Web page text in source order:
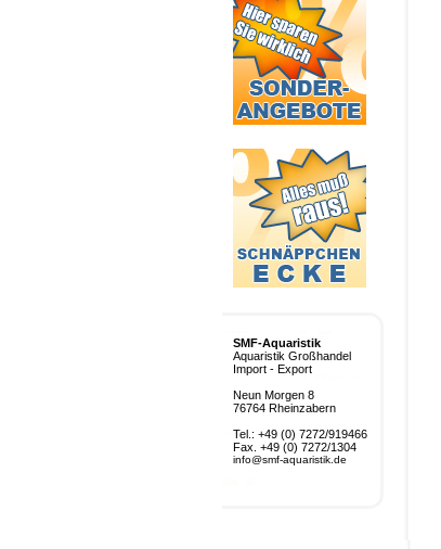
SMF-Aquaristik
Aquaristik Großhandel
Import - Export
Neun Morgen 8
76764 Rheinzabern
Tel.: +49 (0) 7272/919466
Fax. +49 (0) 7272/1304
info@smf-aquaristik.de